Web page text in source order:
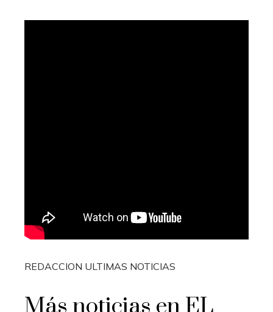
REDACCION ULTIMAS NOTICIAS